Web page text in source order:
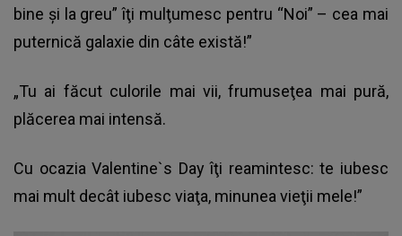
bine şi la greu” îţi mulţumesc pentru “Noi” – cea mai
puternică galaxie din câte există!”
„Tu ai făcut culorile mai vii, frumuseţea mai pură,
plăcerea mai intensă.
Cu ocazia Valentine`s Day îţi reamintesc: te iubesc
mai mult decât iubesc viaţa, minunea vieţii mele!”